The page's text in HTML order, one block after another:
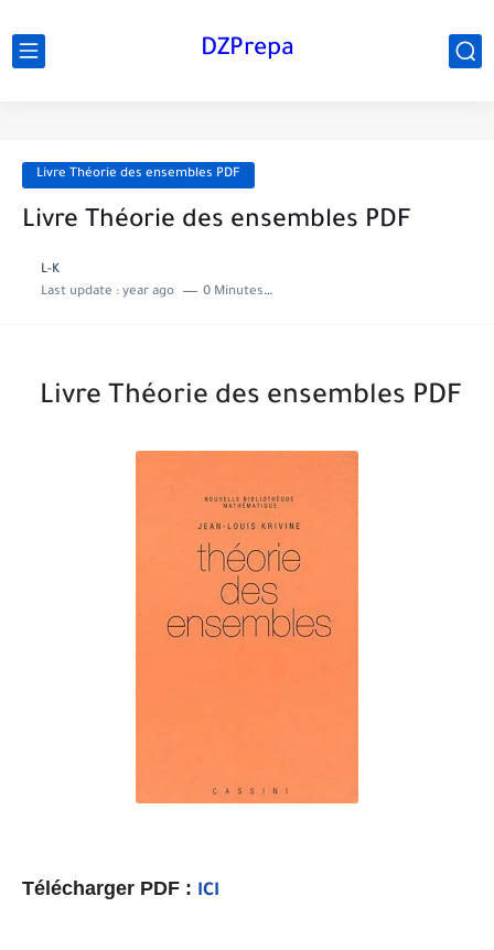
DZPrepa
Livre Théorie des ensembles PDF
Livre Théorie des ensembles PDF
L-K
Last update : year ago 0 Minutes to read
Livre Théorie des ensembles PDF
Télécharger PDF : ICI